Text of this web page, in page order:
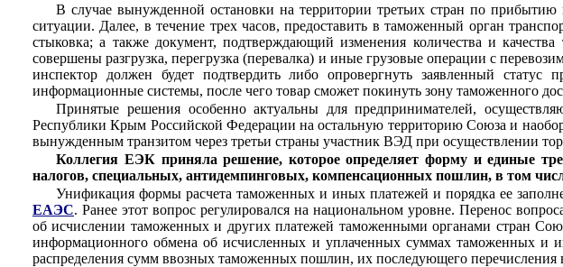
В случае вынужденной остановки на территории третьих стран по
ситуации. Далее, в течение трех часов, предоставить в таможенный орган
стыковка; а также документ, подтверждающий изменения количества и
совершены разгрузка, перегрузка (перевалка) и иные грузовые операции с
инспектор должен будет подтвердить либо опровергнуть заявленный
информационные системы, после чего товар сможет покинуть зону таможенного
Принятые решения особенно актуальны для предпринимателей,
Республики Крым Российской Федерации на остальную территорию Союза и
вынужденным транзитом через третьи страны участник ВЭД при осуществлении
Коллегия ЕЭК приняла решение, которое определяет форму и единые
налогов, специальных, антидемпинговых, компенсационных пошлин, в том
Унификация формы расчета таможенных и иных платежей и порядка ее
ЕАЭС. Ранее этот вопрос регулировался на национальном уровне. Перенос
об исчислении таможенных и других платежей таможенными органами стран
информационного обмена об исчисленных и уплаченных суммах таможенных и
распределения сумм ввозных таможенных пошлин, их последующего перечисления